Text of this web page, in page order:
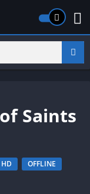
Saints
HD
OFFLINE